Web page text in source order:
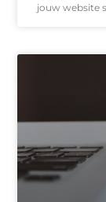
jouw website